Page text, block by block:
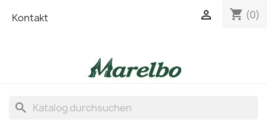
Kontakt shopping_cart (0)

search